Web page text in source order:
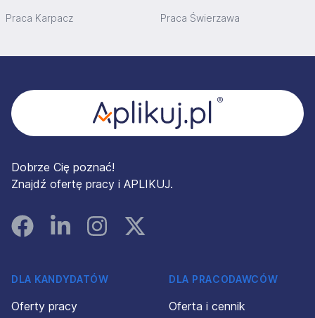
Praca Karpacz Praca Świerzawa
Dobrze Cię poznać!
Znajdź ofertę pracy i APLIKUJ.
FacebookLinked InInstagramInstagram
DLA KANDYDATÓW
Oferty pracy
DLA PRACODAWCÓW
Oferta i cennik